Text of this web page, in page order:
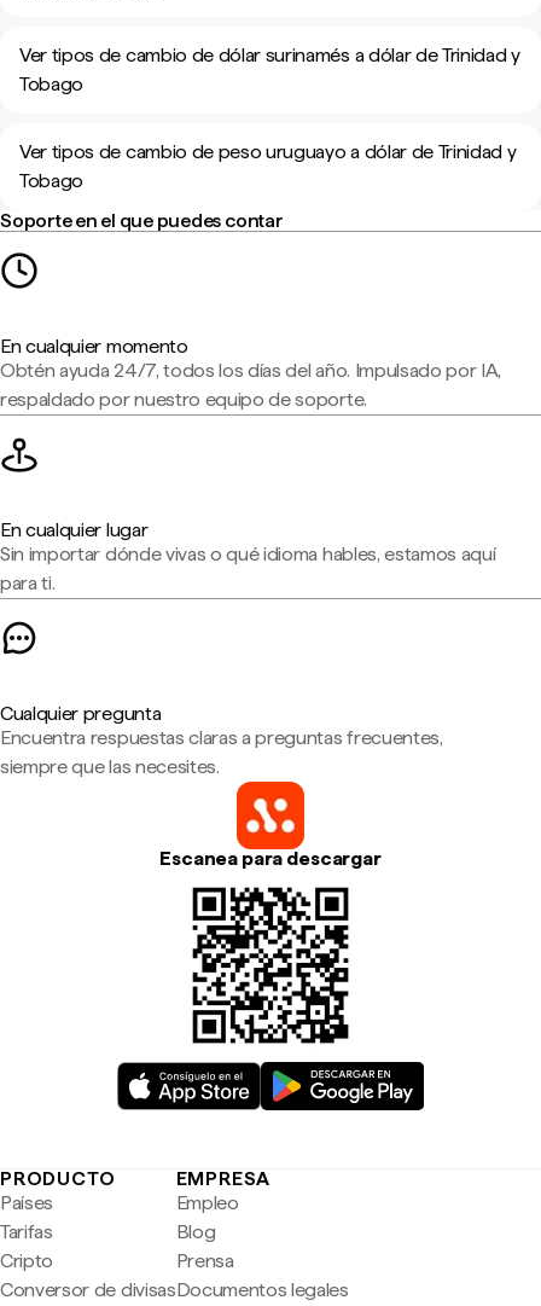
Ver tipos de cambio de dólar surinamés a dólar de Trinidad y
Tobago
Ver tipos de cambio de peso uruguayo a dólar de Trinidad y
Tobago
Soporte en el que puedes contar
En cualquier momento
Obtén ayuda 24/7, todos los días del año. Impulsado por IA,
respaldado por nuestro equipo de soporte.
En cualquier lugar
Sin importar dónde vivas o qué idioma hables, estamos aquí
para ti.
Cualquier pregunta
Encuentra respuestas claras a preguntas frecuentes,
siempre que las necesites.
Escanea para descargar
PRODUCTO
Países
Tarifas
Cripto
Conversor de divisas
EMPRESA
Empleo
Blog
Prensa
Documentos legales